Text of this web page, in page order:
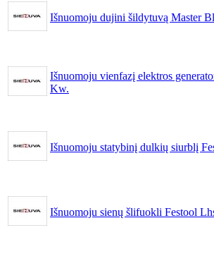
Išnuomoju dujini šildytuvą Master
Išnuomoju vienfazį elektros
Kw.
Išnuomoju statybinį dulkių siurblį
Išnuomoju sienų šlifuokli Festool